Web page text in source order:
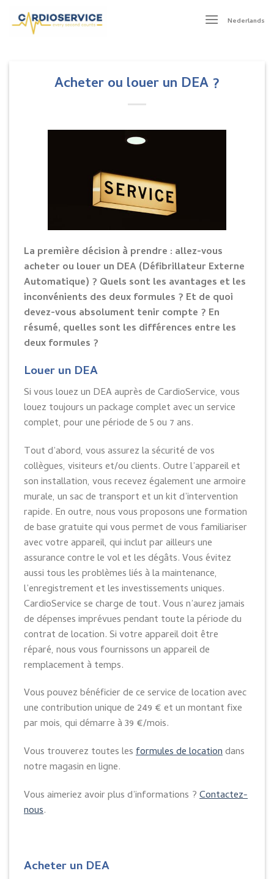
content
Nederlands
Acheter ou louer un DEA ?
La première décision à prendre : allez-vous
acheter ou louer un DEA (Défibrillateur Externe
Automatique) ? Quels sont les avantages et les
inconvénients des deux formules ? Et de quoi
devez-vous absolument tenir compte ? En
résumé, quelles sont les différences entre les
deux formules ?
Louer un DEA
Si vous louez un DEA auprès de CardioService, vous
louez toujours un package complet avec un service
complet, pour une période de 5 ou 7 ans.
Tout d’abord, vous assurez la sécurité de vos
collègues, visiteurs et/ou clients. Outre l’appareil et
son installation, vous recevez également une armoire
murale, un sac de transport et un kit d’intervention
rapide. En outre, nous vous proposons une formation
de base gratuite qui vous permet de vous familiariser
avec votre appareil, qui inclut par ailleurs une
assurance contre le vol et les dégâts. Vous évitez
aussi tous les problèmes liés à la maintenance,
l’enregistrement et les investissements uniques.
CardioService se charge de tout. Vous n’aurez jamais
de dépenses imprévues pendant toute la période du
contrat de location. Si votre appareil doit être
réparé, nous vous fournissons un appareil de
remplacement à temps.
Vous pouvez bénéficier de ce service de location avec
une contribution unique de 249 € et un montant fixe
par mois, qui démarre à 39 €/mois.
Vous trouverez toutes lesformules de locationdans
notre magasin en ligne.
Vous aimeriez avoir plus d’informations ?Contactez-
nous.
Acheter un DEA